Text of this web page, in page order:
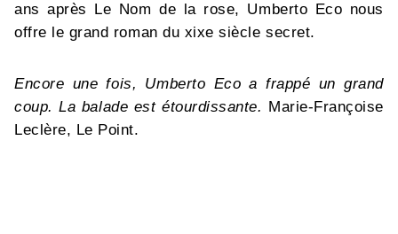
ans après Le Nom de la rose, Umberto Eco nous
offre le grand roman du xixe siècle secret.
Encore une fois, Umberto Eco a frappé un grand
coup. La balade est étourdissante. Marie-Françoise
Leclère, Le Point.